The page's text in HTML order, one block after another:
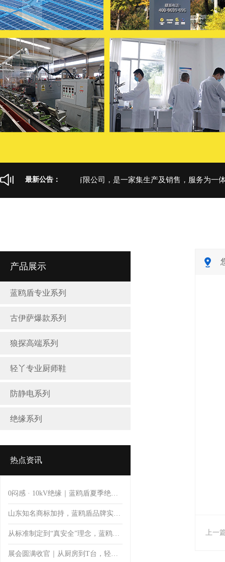
最新公告：
东卫尔盾防护科技有限公司，是一家集生产及销售，服务为一体
当前导航： 首页> 产品展示> 古伊萨爆款系列
产品展示
蓝鸥盾专业系列
古伊萨爆款系列
狼探高端系列
轻丫专业厨师鞋
防静电系列
绝缘系列
热点资讯
0闷感 · 10kV绝缘｜蓝鸥盾夏季绝缘安全鞋
山东知名商标加持，蓝鸥盾品牌实力彰显品质价值
从标准制定到“真安全”理念，蓝鸥盾推动安全鞋防护升级
展会圆满收官｜从厨房到T台，轻丫以专业防滑科技开启厨师鞋新体验
上一